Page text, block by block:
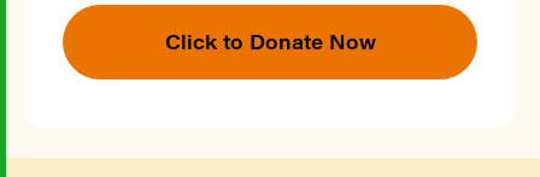
Click to Donate Now